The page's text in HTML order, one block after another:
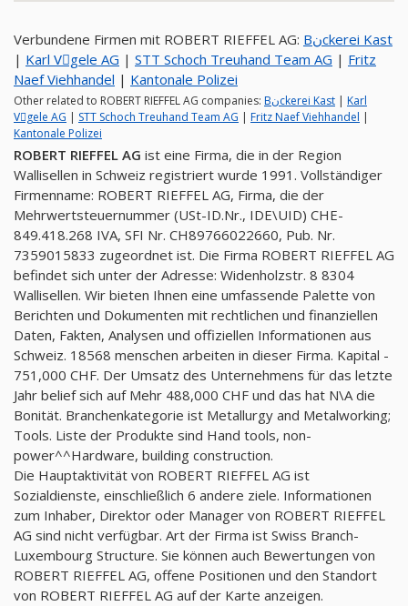
Verbundene Firmen mit ROBERT RIEFFEL AG:
Bنckerei Kast
| Karl Vِgele AG | STT Schoch Treuhand Team AG | Fritz
Naef Viehhandel | Kantonale Polizei
Other related to ROBERT RIEFFEL AG companies: Bنckerei Kast | Karl
Vِgele AG | STT Schoch Treuhand Team AG | Fritz Naef Viehhandel |
Kantonale Polizei
ROBERT RIEFFEL AG ist eine Firma, die in der Region
Wallisellen in Schweiz registriert wurde 1991. Vollständiger
Firmenname: ROBERT RIEFFEL AG, Firma, die der
Mehrwertsteuernummer (USt-ID.Nr., IDE\UID) CHE-
849.418.268 IVA, SFI Nr. CH89766022660, Pub. Nr.
7359015833 zugeordnet ist. Die Firma ROBERT RIEFFEL AG
befindet sich unter der Adresse: Widenholzstr. 8 8304
Wallisellen. Wir bieten Ihnen eine umfassende Palette von
Berichten und Dokumenten mit rechtlichen und finanziellen
Daten, Fakten, Analysen und offiziellen Informationen aus
Schweiz. 18568 menschen arbeiten in dieser Firma. Kapital -
751,000 CHF. Der Umsatz des Unternehmens für das letzte
Jahr belief sich auf Mehr 488,000 CHF und das hat N\A die
Bonität. Branchenkategorie ist Metallurgy and Metalworking;
Tools. Liste der Produkte sind Hand tools, non-
power^^Hardware, building construction.
Die Hauptaktivität von ROBERT RIEFFEL AG ist
Sozialdienste, einschließlich 6 andere ziele. Informationen
zum Inhaber, Direktor oder Manager von ROBERT RIEFFEL
AG sind nicht verfügbar. Art der Firma ist Swiss Branch-
Luxembourg Structure. Sie können auch Bewertungen von
ROBERT RIEFFEL AG, offene Positionen und den Standort
von ROBERT RIEFFEL AG auf der Karte anzeigen.